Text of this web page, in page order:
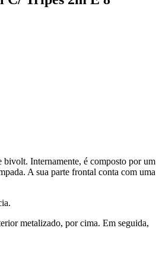
Internamente, é composto por um
A sua parte frontal conta com uma
metalizado, por cima. Em seguida,